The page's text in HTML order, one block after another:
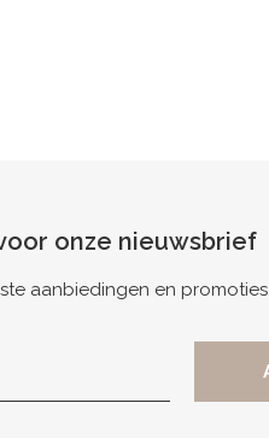
onze nieuwsbrief
aanbiedingen en promoties